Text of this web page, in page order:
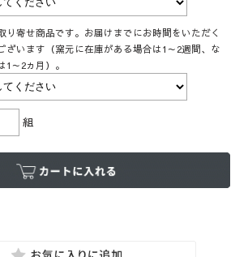
り寄せ商品です。お届けまでにお時間をいただく
ざいます（窯元に在庫がある場合は1～2週間、な
1～2ヵ月）。
組